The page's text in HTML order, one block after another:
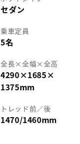
セダン
乗車定員
5名
全長×全幅×全高
4290×1685×
1375mm
トレッド前／後
1470/1460mm